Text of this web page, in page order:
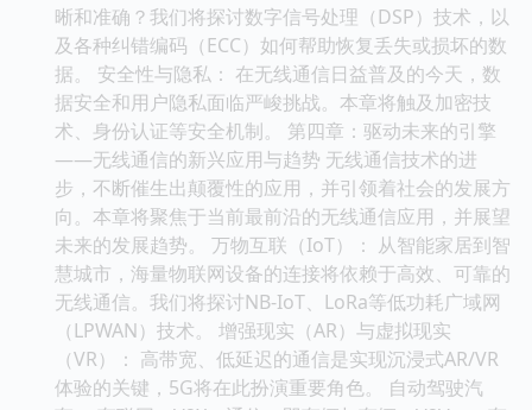
晰和准确？我们将探讨数字信号处理（DSP）技术，以
及各种纠错编码（ECC）如何帮助恢复丢失或损坏的数
据。 安全性与隐私： 在无线通信日益普及的今天，数
据安全和用户隐私面临严峻挑战。本章将触及加密技
术、身份认证等安全机制。 第四章：驱动未来的引擎
——无线通信的新兴应用与趋势 无线通信技术的进
步，不断催生出颠覆性的应用，并引领着社会的发展方
向。本章将聚焦于当前最前沿的无线通信应用，并展望
未来的发展趋势。 万物互联（IoT）： 从智能家居到智
慧城市，海量物联网设备的连接将依赖于高效、可靠的
无线通信。我们将探讨NB-IoT、LoRa等低功耗广域网
（LPWAN）技术。 增强现实（AR）与虚拟现实
（VR）： 高带宽、低延迟的通信是实现沉浸式AR/VR
体验的关键，5G将在此扮演重要角色。 自动驾驶汽